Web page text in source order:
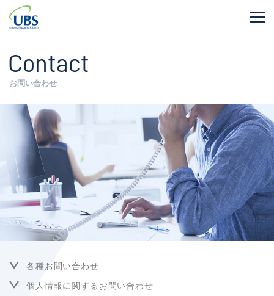
Contact
お問い合わせ
各種お問い合わせ
個人情報に関するお問い合わせ